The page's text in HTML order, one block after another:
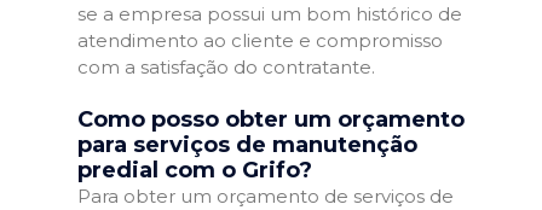
se a empresa possui um bom histórico de
atendimento ao cliente e compromisso
com a satisfação do contratante.
Como posso obter um orçamento
para serviços de manutenção
predial com o Grifo?
Para obter um orçamento de serviços de